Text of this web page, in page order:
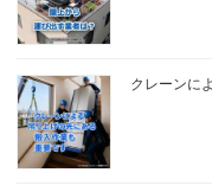
クレーンに